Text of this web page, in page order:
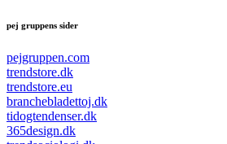
pej gruppens sider
pejgruppen.com
trendstore.dk
trendstore.eu
branchebladettoj.dk
tidogtendenser.dk
365design.dk